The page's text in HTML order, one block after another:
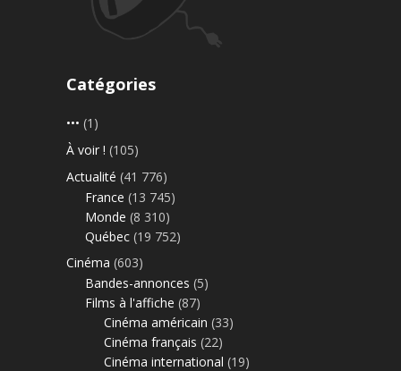
Catégories
••• (1)
À voir ! (105)
Actualité (41 776)
France (13 745)
Monde (8 310)
Québec (19 752)
Cinéma (603)
Bandes-annonces (5)
Films à l'affiche (87)
Cinéma américain (33)
Cinéma français (22)
Cinéma international (19)